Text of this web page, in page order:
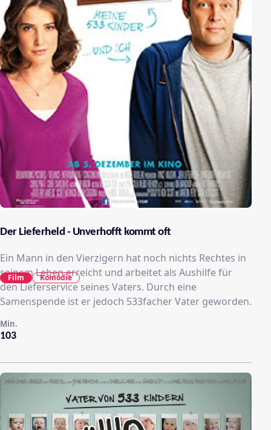
Der Lieferheld - Unverhofft kommt oft
Ein Mann in den Vierzigern hat noch nichts Rechtes in
seinem Leben erreicht und arbeitet als Aushilfe für
den Lieferservice seines Vaters. Durch eine
Samenspende ist er jedoch 533facher Vater geworden.
103
Min.
Film Komödie